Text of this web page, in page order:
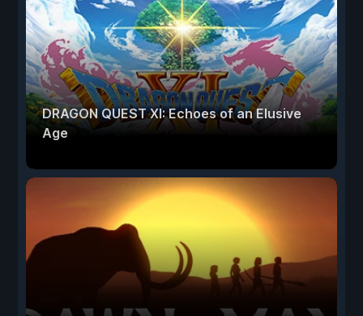
DRAGON QUEST XI: Echoes of an Elusive
Age